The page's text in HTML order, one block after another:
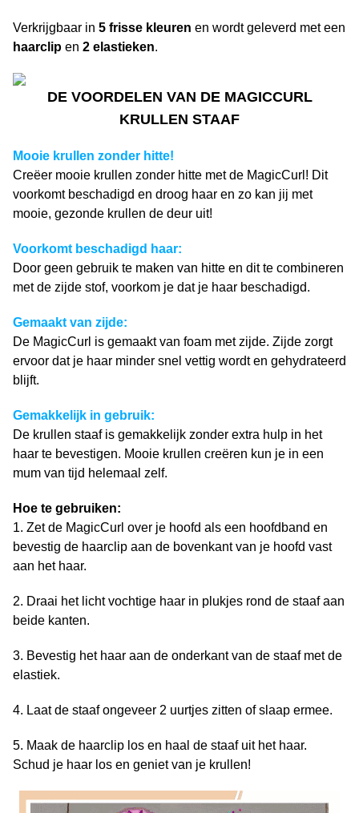
Verkrijgbaar in 5 frisse kleuren en wordt geleverd met een
haarclip en 2 elastieken.
DE VOORDELEN VAN DE MAGICCURL
KRULLEN STAAF
Mooie krullen zonder hitte!
Creëer mooie krullen zonder hitte met de MagicCurl! Dit
voorkomt beschadigd en droog haar en zo kan jij met
mooie, gezonde krullen de deur uit!
Voorkomt beschadigd haar:
Door geen gebruik te maken van hitte en dit te combineren
met de zijde stof, voorkom je dat je haar beschadigd.
Gemaakt van zijde:
De MagicCurl is gemaakt van foam met zijde. Zijde zorgt
ervoor dat je haar minder snel vettig wordt en gehydrateerd
blijft.
Gemakkelijk in gebruik:
De krullen staaf is gemakkelijk zonder extra hulp in het
haar te bevestigen. Mooie krullen creëren kun je in een
mum van tijd helemaal zelf.
Hoe te gebruiken:
1. Zet de MagicCurl over je hoofd als een hoofdband en
bevestig de haarclip aan de bovenkant van je hoofd vast
aan het haar.
2. Draai het licht vochtige haar in plukjes rond de staaf aan
beide kanten.
3. Bevestig het haar aan de onderkant van de staaf met de
elastiek.
4. Laat de staaf ongeveer 2 uurtjes zitten of slaap ermee.
5. Maak de haarclip los en haal de staaf uit het haar.
Schud je haar los en geniet van je krullen!